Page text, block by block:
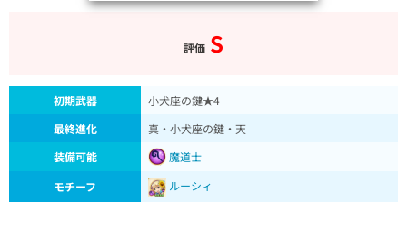
評価 S
初期武器
小犬座の鍵★4
最終進化
真・小犬座の鍵・天
装備可能
魔道士
モチーフ
ルーシィ